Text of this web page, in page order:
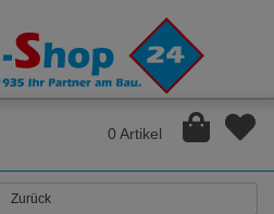
0 Artikel
Zurück